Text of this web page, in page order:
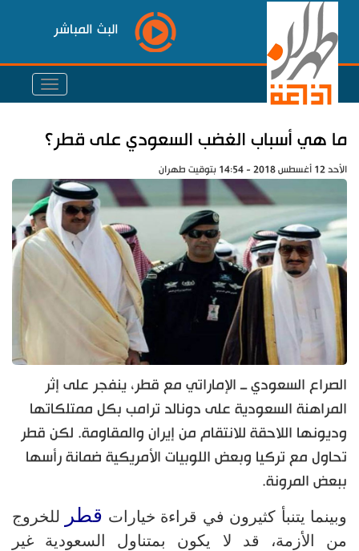
البث المباشر
ما هي أسباب الغضب السعودي على قطر؟
الأحد 12 أغسطس 2018 - 14:54 بتوقيت طهران
الصراع السعودي ــ الإماراتي مع قطر، ينفجر على إثر
المراهنة السعودية على دونالد ترامب بكل ممتلكاتها
وديونها اللاحقة للانتقام من إيران والمقاومة. لكن قطر
تحاول مع تركيا وبعض اللوبيات الأمريكية ضمانة رأسها
ببعض المرونة.
وبينما يتنبأ كثيرون في قراءة خيارات قطر
للخروج
من الأزمة، قد لا يكون بمتناول السعودية غير